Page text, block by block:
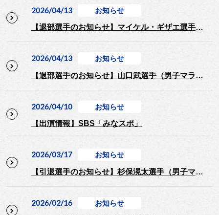
2026/04/13 お知らせ
【退部選手のお知らせ】マイケル・ギザエ選手（男子マラソン）
2026/04/13 お知らせ
【退部選手のお知らせ】山口武選手（男子マラソン）
2026/04/10 お知らせ
【出演情報】SBS「みなスポ」
2026/03/17 お知らせ
【引退選手のお知らせ】杉保滉太選手（男子マラソン）
2026/02/16 お知らせ